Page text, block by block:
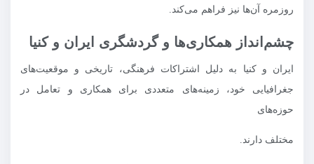
روزمره آن‌ها نیز فراهم می‌کند.
چشم‌انداز همکاری‌ها و گردشگری ایران و کنیا
ایران و کنیا به دلیل اشتراکات فرهنگی، تاریخی و موقعیت‌های
جغرافیایی خود، زمینه‌های متعددی برای همکاری و تعامل در
حوزه‌های
مختلف دارند.